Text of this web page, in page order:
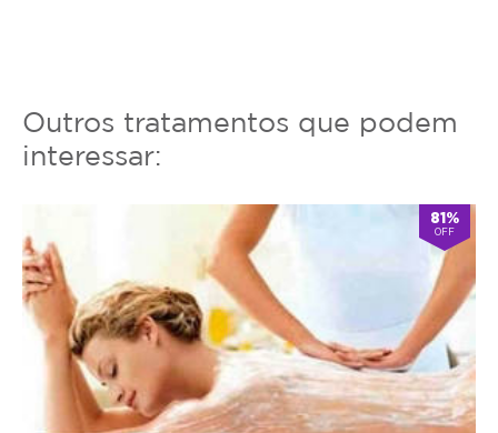
Outros tratamentos que podem
interessar:
81%
OFF